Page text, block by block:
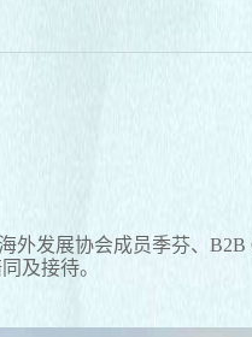
发展协会成员季芬、B2B
及接待。